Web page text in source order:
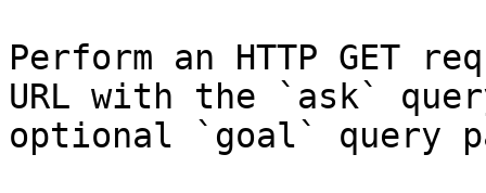
Perform an HTTP GET
URL with the `ask`
optional `goal` query